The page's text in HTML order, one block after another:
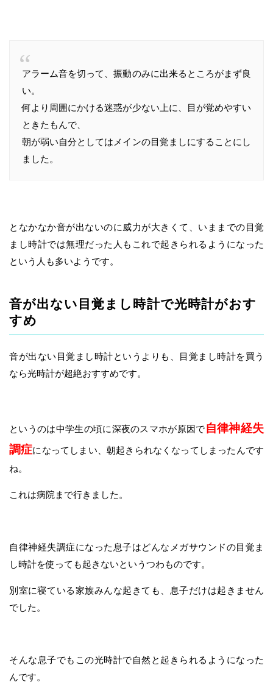
アラーム音を切って、振動のみに出来るところがまず良
い。
何より周囲にかける迷惑が少ない上に、目が覚めやすい
ときたもんで、
朝が弱い自分としてはメインの目覚ましにすることにし
ました。
となかなか音が出ないのに威力が大きくて、いままでの目覚
まし時計では無理だった人もこれで起きられるようになった
という人も多いようです。
音が出ない目覚まし時計で光時計がおす
すめ
音が出ない目覚まし時計というよりも、目覚まし時計を買う
なら光時計が超絶おすすめです。
というのは中学生の頃に深夜のスマホが原因で自律神経失
調症になってしまい、朝起きられなくなってしまったんです
ね。
これは病院まで行きました。
自律神経失調症になった息子はどんなメガサウンドの目覚ま
し時計を使っても起きないというつわものです。
別室に寝ている家族みんな起きても、息子だけは起きません
でした。
そんな息子でもこの光時計で自然と起きられるようになった
んです。